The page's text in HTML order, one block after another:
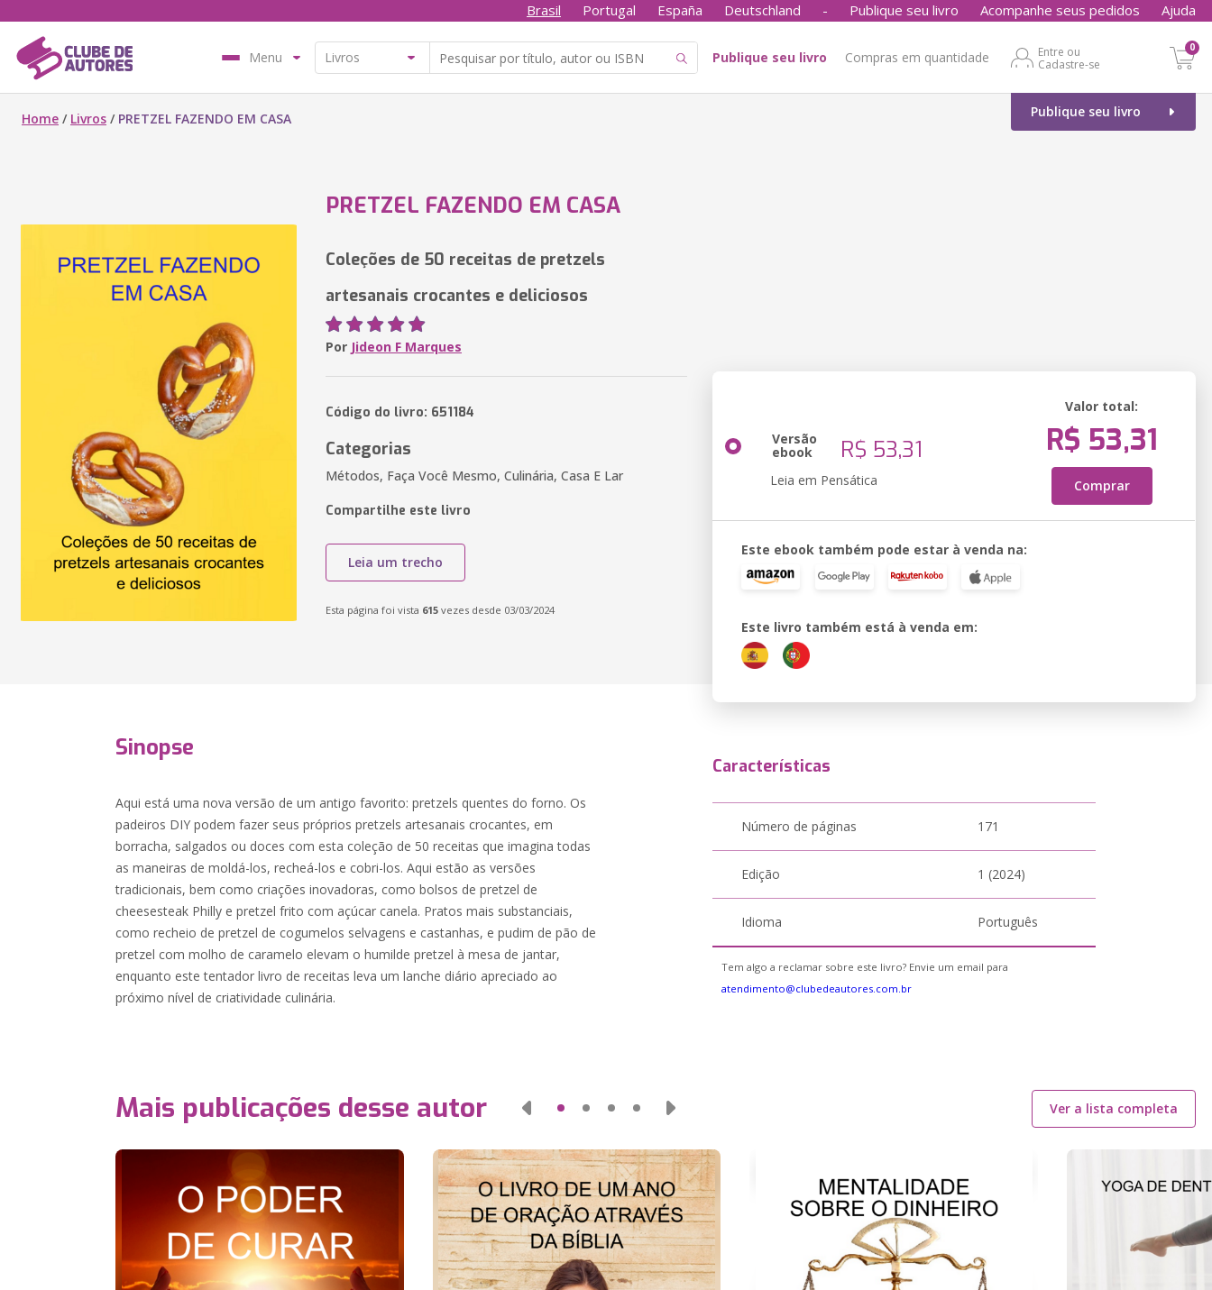
Brasil Portugal España Deutschland - Publique seu livro Acompanhe seus pedidos Ajuda
Menu Publique seu livro Compras em quantidade
Entre ou
Cadastre-se
0
Publique seu livro
Home / Livros / PRETZEL FAZENDO EM CASA
PRETZEL FAZENDO EM CASA
Coleções de 50 receitas de pretzels
artesanais crocantes e deliciosos
Por Jideon F Marques
Código do livro: 651184
Categorias
Métodos, Faça Você Mesmo, Culinária, Casa E Lar
Compartilhe este livro
Leia um trecho
Esta página foi vista 615 vezes desde 03/03/2024
Versão
ebook R$ 53,31
Leia em Pensática
Valor total:
R$ 53,31
Comprar
Este ebook também pode estar à venda na:
Este livro também está à venda em:
Sinopse
Aqui está uma nova versão de um antigo favorito: pretzels quentes do forno. Os
padeiros DIY podem fazer seus próprios pretzels artesanais crocantes, em
borracha, salgados ou doces com esta coleção de 50 receitas que imagina todas
as maneiras de moldá-los, recheá-los e cobri-los. Aqui estão as versões
tradicionais, bem como criações inovadoras, como bolsos de pretzel de
cheesesteak Philly e pretzel frito com açúcar canela. Pratos mais substanciais,
como recheio de pretzel de cogumelos selvagens e castanhas, e pudim de pão de
pretzel com molho de caramelo elevam o humilde pretzel à mesa de jantar,
enquanto este tentador livro de receitas leva um lanche diário apreciado ao
próximo nível de criatividade culinária.
Características
Número de páginas 171
Edição 1 (2024)
Idioma Português
Tem algo a reclamar sobre este livro? Envie um email para
atendimento@clubedeautores.com.br
Mais publicações desse autor Ver a lista completa